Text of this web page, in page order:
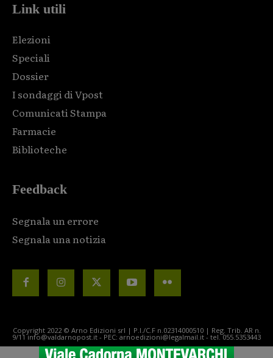
Link utili
Elezioni
Speciali
Dossier
I sondaggi di Vpost
Comunicati Stampa
Farmacie
Biblioteche
Feedback
Segnala un errore
Segnala una notizia
Copyright 2022 © Arno Edizioni srl | P.I./C.F n.02314000510 | Reg. Trib. AR n.
9/11 info@valdarnopost.it - PEC: arnoedizioni@legalmail.it - tel. 055.5353443